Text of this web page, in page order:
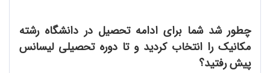
چطور شد شما برای ادامه تحصیل در دانشگاه رشته
مکانیک را انتخاب کردید و تا دوره تحصیلی لیسانس
پیش رفتید؟